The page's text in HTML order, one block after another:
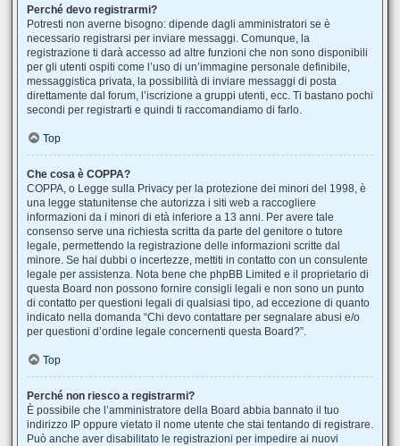
Perché devo registrarmi?
Potresti non averne bisogno: dipende dagli amministratori se è
necessario registrarsi per inviare messaggi. Comunque, la
registrazione ti darà accesso ad altre funzioni che non sono disponibili
per gli utenti ospiti come l’uso di un’immagine personale definibile,
messaggistica privata, la possibilità di inviare messaggi di posta
direttamente dal forum, l’iscrizione a gruppi utenti, ecc. Ti bastano pochi
secondi per registrarti e quindi ti raccomandiamo di farlo.
Top
Che cosa è COPPA?
COPPA, o Legge sulla Privacy per la protezione dei minori del 1998, è
una legge statunitense che autorizza i siti web a raccogliere
informazioni da i minori di età inferiore a 13 anni. Per avere tale
consenso serve una richiesta scritta da parte del genitore o tutore
legale, permettendo la registrazione delle informazioni scritte dal
minore. Se hai dubbi o incertezze, mettiti in contatto con un consulente
legale per assistenza. Nota bene che phpBB Limited e il proprietario di
questa Board non possono fornire consigli legali e non sono un punto
di contatto per questioni legali di qualsiasi tipo, ad eccezione di quanto
indicato nella domanda “Chi devo contattare per segnalare abusi e/o
per questioni d’ordine legale concernenti questa Board?”.
Top
Perché non riesco a registrarmi?
È possibile che l’amministratore della Board abbia bannato il tuo
indirizzo IP oppure vietato il nome utente che stai tentando di registrare.
Può anche aver disabilitato le registrazioni per impedire ai nuovi